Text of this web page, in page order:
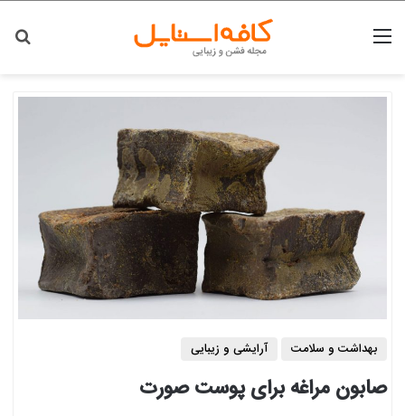
منو
بهداشت و سلامت آرایشی و زیبایی
صابون مراغه برای پوست صورت